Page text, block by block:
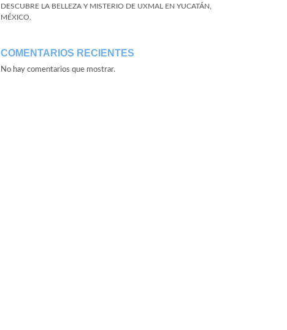
DESCUBRE LA BELLEZA Y MISTERIO DE UXMAL EN YUCATÁN,
MÉXICO.
COMENTARIOS RECIENTES
No hay comentarios que mostrar.